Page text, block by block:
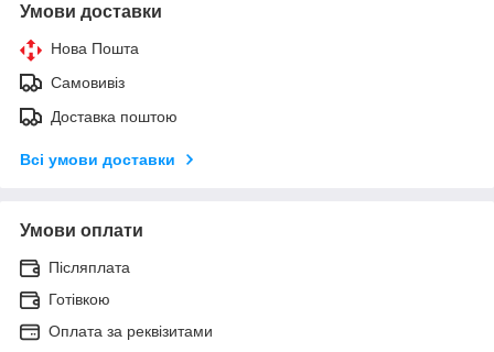
Умови доставки
Нова Пошта
Самовивіз
Доставка поштою
Всі умови доставки
Умови оплати
Післяплата
Готівкою
Оплата за реквізитами